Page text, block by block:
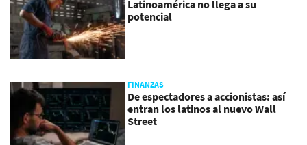
Latinoamérica no llega a su
potencial
FINANZAS
De espectadores a accionistas: así
entran los latinos al nuevo Wall
Street